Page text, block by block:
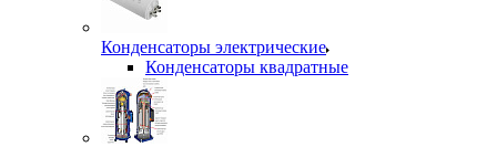
Конденсаторы электрические
Конденсаторы квадратные